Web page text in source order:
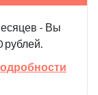
- Вы
рублей.